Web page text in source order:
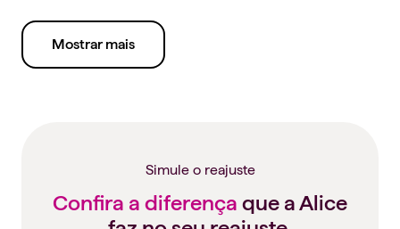
Mostrar mais
Simule o reajuste
Confira a diferença que a Alice